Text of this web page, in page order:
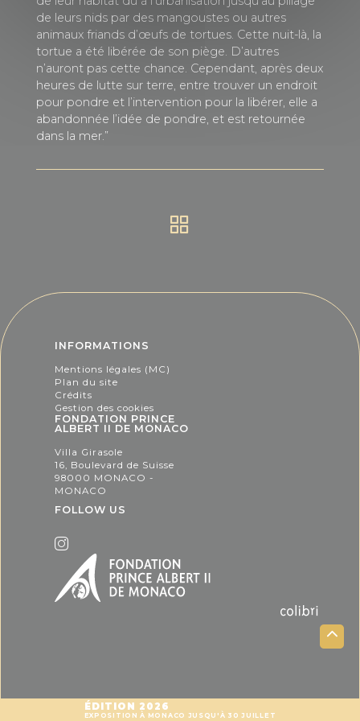
de leurs nids par des mangoustes ou autres
animaux friands d’œufs de tortues. Cette nuit-là, la
tortue a été libérée de son piège. D’autres
n’auront pas cette chance. Cependant, après deux
heures de lutte sur terre, entre trouver un endroit
pour pondre et l’intervention pour la libérer, elle a
abandonnée l’idée de pondre, et est retournée
dans la mer.”
INFORMATIONS
Mentions légales (MC)
Plan du site
Crédits
Gestion des cookies
FONDATION PRINCE
ALBERT II DE MONACO
Villa Girasole
16, Boulevard de Suisse
98000 MONACO -
MONACO
FOLLOW US
ÉDITION 2026
EXPOSITION À MONACO JUSQU'À 30 JUILLET